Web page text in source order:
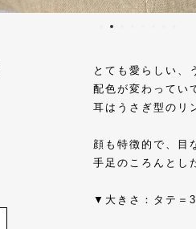
とても愛らしい、
配色が変わってい
耳はうさぎ型のリ
顔も特徴的で、目
手足のころんとし
▼大きさ：タテ